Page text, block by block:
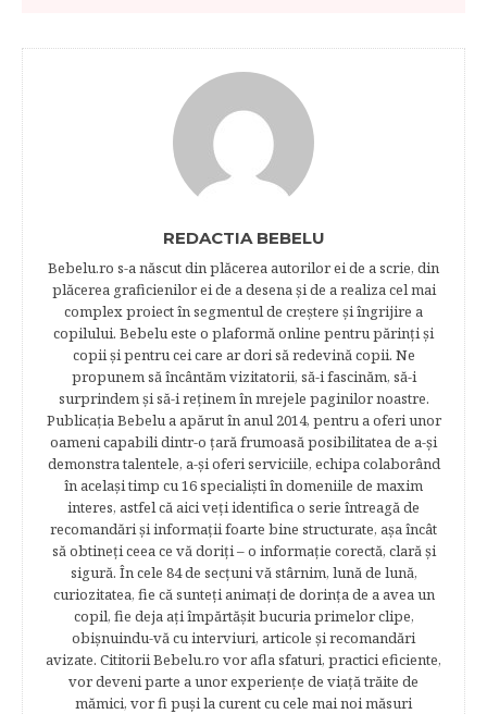
REDACTIA BEBELU
Bebelu.ro s-a născut din plăcerea autorilor ei de a scrie, din
plăcerea graficienilor ei de a desena şi de a realiza cel mai
complex proiect în segmentul de creştere şi îngrijire a
copilului. Bebelu este o plaformă online pentru părinţi şi
copii şi pentru cei care ar dori să redevină copii. Ne
propunem să încântăm vizitatorii, să-i fascinăm, să-i
surprindem şi să-i reţinem în mrejele paginilor noastre.​
Publicația Bebelu a apărut în anul 2014, pentru a oferi unor
oameni capabili dintr-o ţară frumoasă posibilitatea de a-şi
demonstra talentele, a-şi oferi serviciile, echipa colaborând
în acelaşi timp cu 16 specialişti în domeniile de maxim
interes, astfel că aici veţi identifica o serie întreagă de
recomandări şi informaţii foarte bine structurate, aşa încât
să obtineţi ceea ce vă doriţi – o informaţie corectă, clară şi
sigură. În cele 84 de secțuni vă stârnim, lună de lună,
curiozitatea, fie că sunteţi animaţi de dorinţa de a avea un
copil, fie deja aţi împărtăşit bucuria primelor clipe,
obişnuindu-vă cu interviuri, articole şi recomandări
avizate. Cititorii Bebelu.ro vor afla sfaturi, practici eficiente,
vor deveni parte a unor experienţe de viaţă trăite de
mămici, vor fi puşi la curent cu cele mai noi măsuri